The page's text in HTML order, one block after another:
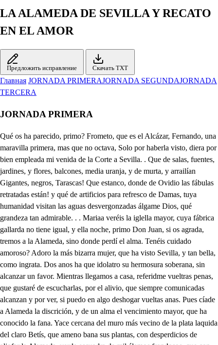
LA ALAMEDA DE SEVILLA Y RECATO
EN EL AMOR
Предложить исправление Скачать TXT
Главная JORNADA PRIMERAJORNADA SEGUNDAJORNADA
TERCERA
JORNADA PRIMERA
Qué os ha parecido, primo? Frometo, que es el Alcázar, Fernando, una maravilla primera, mas que no octava, Solo por haberla visto, diera por bien empleada mi venida de la Corte a Sevilla. . Que de salas, fuentes, jardines, y flores, balcones, media uranja, y de murta, y arrailían Gigantes, negros, Tarascas! Que estanco, donde de Ovidio las fábulas retratadas están! y qué de artificios para refresco de Damas, tuya humanidad visitan las aguas desvergonzadas álgame Dios, qué grandeza tan admirable. . . Mariaa veréis la iglella mayor, cuya fábrica gallarda no tiene igual, y ella noche, primo Don Juan, si os agrada, tremos a la Alameda, sino donde perdí el alma. Tenéis cuidado amoroso? Adoro la más bizarra mujer, que ha visto Sevilla, y tan bella, como ingrata. Dos anos ha que idolatro su hermosura soberana, sin alcanzar un favor. Mientras llegamos a casa, referidme vueltras penas, que gustaré de escucharlas, por el alivio, que siempre comunicadas alcanzan y por ver, si puedo en algo deshogar vueltas anas. Pues cíade a Alameda la discrición, y de un alma el vencimiento mayor, que ha conocido la fana. Yace cercana del muro más vecino de la plata laquida del claro Betís, que ameno bana sus plantas, con desperdicios de aljofar la Alameda, verde escuadra de mil álamos frondosos, que con airosa batalla pone entredicho al Agosto, defendiendo ardientes llamas del más luciente Planeta palpitantes el meraldas. En dos calles dividida, los árboles por ties baudas, y con tres fuentes de mármol, que con ruidosa pujanza rayos de cristal vomitan, regando la dilatada copia da árboles, que fueron bellas de Faeton hermanas. Hércules, y Julio César en dos columnas tan altas dan principio a su frescura, que dudo, que haya en España dos semejantes, tan gruesas, tan lisas, y tan gallardas. En este, pues, sitio ameno, en esta frondosa estancia, tardes de Verano, y noches, los Caballeros, y Damas hacen alarde vistoso de hermosuras, y de galas. Aquí la Aurora se esconde, aquí vive siempre el Alba, aquí gozosas llabitan Nápeas, Driadas, y Nayas. Aquí el Cesiro deleita, aquí pajarillos cantan, a cuyos sonoros quiebros beben suavidad las almas. Aquí Carrozas, y Coches, siéndolo de Auroras tantas, con dilatado paseo, con espaciosa arrogancia, torpes bajel es navegan esta selva de Tuesalia. Aquí Andaluces caballos, que al Betis pacieron malvas, con alboroto restivo rayos corren, vientos paran. Aquí, Don Juan, una noche, vertida de sombras pardas, que tuvo haltaí en la librea premisas de mi desgracia. Canto una envidia de Orfeo, canto la divina Garza, que sigo, a cuya dulzura los caballos, que tiraban de su coche, suspendían, o su orgullo, o arrogancia, siendo su voz jolve, que sonoramente para el carro del Sol, que es ella, y las corrientes que enlazan los álamos, mormurando, entre las guijas faltaban, manifestando el contento, que ocasiona esta Diana, cuando con la voz suspende, cuando con el canto encanta. El coche deje, y absorto la segur hasta su casa, que está junto a la Alameda: salió del estribo Laura, y yo perdí los estribos, viendo su belleza rara. Desde entonces más perdido, loco, sin vida, sin alma, muerto el losigo, y el gusto, vivo el cuidado, y la traza. Paseo, rondo, enamoro, esta Sirena, esta ingrata, esta Dafne, y esta Circe, sin que en dos anos el alma el menor favor la deba, pues mármol a mi constancia, pues roca a mis presunciones, rigurosa a mis palabras, endurecida a mis ruegos, incontrastable a mis ausías, sorda a suspiros, y quejas, y a lágrimas inhumana, solo mi muerte procura, tiranizándome el alma. Es posible, que a dos a de amor, corresponda ingr esa dada? . Es cola cierta, que gaian tiene, a qmien aiía Eso es impesin le cola, que desde la nocia al Alba cuidadosamente rolido sus balcones, y ventanas. Pues, señor, sin duda tiene postigo tallo esa casa, o alguna puerta trasera, por donde esa esquiva dama te ha dado con la del Martes; esto es cosa averiguada. Que es contra leyes de Ovidio ingratitud tan tirana. Si su recato no fuera notorio, no lo dudara; mas es mi dueño el espejo de la Ciudad, y de España. Si es espejo, no será speculun ime mácula. Vive Dios, que yo no tengo de creer, que aquesa dama dos anos ha relistido tu pretensión, sin más causa, que su recato. . . Pues, primo, a un hombre de partes tantas, talle, despejo, riovaza, discreción, nobleza, galas, desprecia, cuando pudiera, si en calidad os iguala, ser vuestra esposa? . Señor, si mal no me acuerdo, estaba en la Corte una mujer, muy bella, y muy recatada, que huya de los hombres, como si fueran fantasma. Pretendiola un barbilindo; mas ella tan recatada, ni admirio sus galanteos, ni se dolio de sus ansias, tanto, que no salía a Misa, por no verle: cosa extraña. Y después de algunos días, que el galán cansado estaba del desdén, tuvo noticia, que estaba la tal preñada: quiera Dios, que no lea así esa nfa. . . Tonto, calla. Vamos, y después que el Sol coronado de escarlata, duerma en lecho de cristal, y argentando lo espacioso de an tumba tuirquelada, iremos a la Alamada, y veréis lí sale, y canta, que mer ce su hermosura mayores persaverancias, Amor, qué quieres de mí? nino Dios, ciego tapaa, déjame vivir en pana pues el alma te rendí. Ya te la luerinque en el talle, y bizarría de Don uan, el triste día, que por mi mal le mire. Apenas llego a vevilla, cuando apelas me entrego, y penando, ocaliono penas, quien ya le le humilla. Mas no mandes pablican mi loco cuidado, amor, que aunque augmentes tu rigor, he de morir, o callar, Ni a las aves, ni a los vientos, ni a las fuentes, ni a las flores pubiicare mis amores, comere mis sentimientos. que no hay disgusto, ni mal más pesado en mi opinión, que descubrir su palión una mujer principal. Yo quiero per callando, pues es maa valor, esitidsido, surrimiento padeciendo, que atrevirniento habiando. Hermana, Doña Muria, ahora te viene a ver, para que puedan crecer los rolicleres di oía Pues no ignosas de mi amor, Leonor hermosa, el ellado, encarece mi cuidado, y convence n rigor. En tu discración espero, que has de dar muerte a tnolvido, Yo lo haré, pues he sabido, que es su es querer, y quiero, Don Diego, made mí, que lo que mandas hate. Por ver si hablarla podré, escóndete, hermana, allí. Seáis mil veces, señora, bien venida a nuestra casa, que a serlo de Febo pasa, pues vuestro explendor la honora. Inés, avisa a mi hermana. Ellimo en mucho el favor. Siempre sois para mi amor, tan bella, como tirana. No es rigor lo que es cordura, ni el recato es tiranía. Pues como tanta porfía no vence vuestra hermosura? Porque es porfía y me enfada, ver cuan obstinado estáis, y si lo consideráis, ningún porfiado agrada. Ya es más que rigor, por Dios, pagar desdén con olvido. Don Diego, yo no he venido. a visitaros a vos. Tanta dicha. . . Para mí es gloria, Leonor, el veros. Qué con desprecios severos se correspondan así mis penas! Doña Leonor, bien podéis ir esta noche a la Alameda en el coche, pues hace tanto calor. Y vos, señora, mirad en qué os sirvo. El Cielo os guarde. Confuso voy, y cobarde: amor, sufrid, y esperad. Hola, sillas: bien ajena estaba de este favor. Amiga Doña Leonor, un desconsuelo, una pena, fiada en vuestra amistad, entendimiento, y nobleza, me ha traído tan de priesa, el no avisar perdonad. Que aunque estos atrevimientos no son dignos de perdón, a donde hay voluntad, son excusados cumplimientos. Mirad lo que me mandáis, y estad de mi ayuda cierta. Amiga, yo vengo muerta. Qué tenéis? Si me escucháis, puesto que penola lucho en un incendio de fuego, sabréis mi desasosiego. Pues decid, que ya os escucho, Tres días ha que vino un primo de Fernando, mi vecino, a Sevilla: ay, amiga. no sé como encarezca, o como d su talle, su nobleza, su discreción, su ingenio, y gentiles Mas quede encarecido conmigo, que a las flechas de Cupido, tan manifiestamente me opuse altiva, y resisti valiente, y ya ciega le adoro, celosa temo, y amorosa lloro, Este, pues, tierno dueño, sino ocasionador de mi despeño, de la Corte ha venido una herencia a cobrar, que le han traído aquestos Galeones, y a robar los más libres corazones. Su cuarto está, y el mío tan juntos: ay, amor! ay, Cielo impío que porque el mal se augmente, los divide un tabique solamente. Rabiando estoy de celos. Al fin, llena de ahogos, y desvelos un ladrillo quitado, vi que estaba su cuarto entapizado, por allí le escuchaba cuanto de noche con su primo hablaba, muchas veces atenta, con la osadía con que amor me alienta, por un resquicio breve, (ve, que no entiende de amor quien no se atre- le miré tan lucido, que de Adonis, y Apolo he presumido, que es Don Juan un traslado, jelan, discreto, airoso, y alentado, agradable, apacible, rico, cortés, compuesto, convencible, liberal, amoroso, (so, noble, humilde, severo, afable, herm y viendo la grandeza de tantas partes, brío, y gentileza, tome en el le insaron, nueves lances de amor solicitaron mi vecato, y prudencia, vencicionlo, al fin, con su violencia. Y después más curiosa, el tao? que rompí, torpe, y meda y eltando el fuera un día, entre en su cuarto, doy guía, con paso desairado, con temor animoso, y mirando, al fin, su en ella vide quien voca. do, Halle (ay, Dios. que es el dueño del no que idolatro, con aquestos papeles, para augnientar mis celos, que crueles el alma martirizan, el sosiego, y la vida tiranizan, que si bien se apercibe, no tiene vida, quien sin gusto vive. Al fin, Leonor, celosa, porque aquesta beldad mi dueño goza, triste, y alborotada, porque mis penas no le obligan nada, muero, lloro, padezco, porque a quien tanto quiero, no merezco. Siento nuevos desvelos, porque ha crecido amor con estos celos, y vengo en penas tales, porque le des remedio a tantos males. Muy apasionada estás. disimule el sufrlmiento a el rigor de mi tormento. d. . Si sabes de amor, verás, que estos extremos no son muchos; y más cuando hay celos, Por qué con tantos desvelos le das rienda a tu pasión? Amiga, el consejo es vano, porque estoy perdida ya. Bien exculada será la intercesión de mi hermano, Yo estoy en esto empeñad